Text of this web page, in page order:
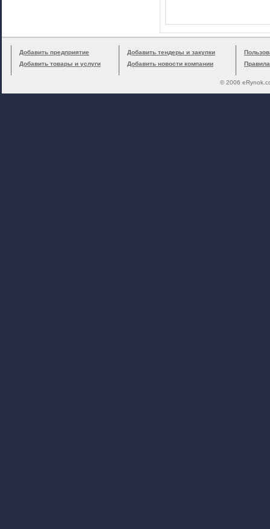
Добавить предприятие
Добавить товары и услуги
Добавить тендеры и закупки
Добавить новости компании
© 2006